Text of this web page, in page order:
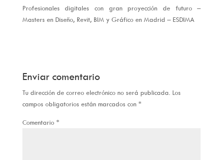
Profesionales digitales con gran proyección de futuro –
Masters en Diseño, Revit, BIM y Gráfico en Madrid – ESDIMA
Enviar comentario
Tu dirección de correo electrónico no será publicada. Los
campos obligatorios están marcados con *
Comentario *